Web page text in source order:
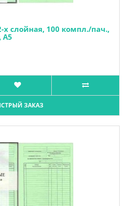
х слойная, 100 компл./пач.,
А5
ЗАКАЗ